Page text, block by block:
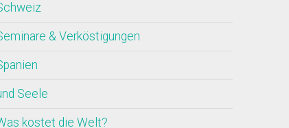
& Verköstigungen
Seele
kostet die Welt?